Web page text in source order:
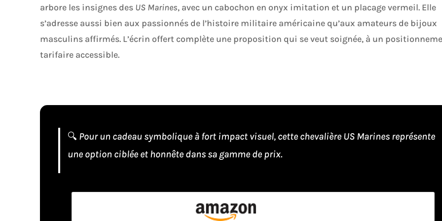
arbore les insignes des US Marines, avec un cabochon en onyx imitation et un placage vermeil. Elle
s’adresse aussi bien aux passionnés de l’histoire militaire américaine qu’aux amateurs de bijoux
masculins affirmés. L’écrin offert complète une proposition qui se veut soignée, à un
tarifaire accessible.
🔍 Pour un cadeau symbolique à fort impact visuel, cette chevalière US Marines représente
une option ciblée et honnête dans sa gamme de prix.